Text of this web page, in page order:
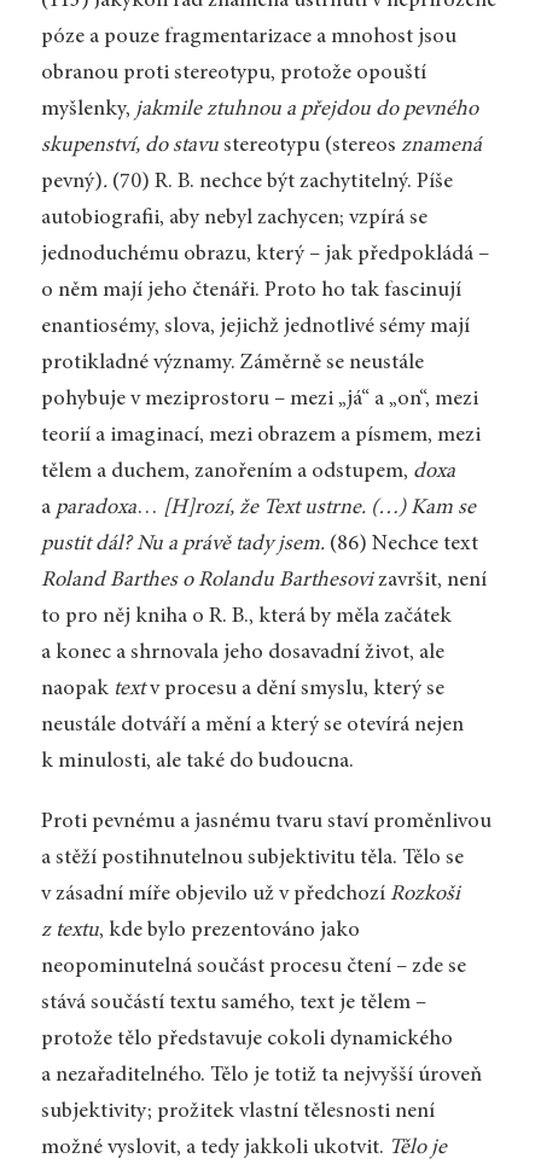
póze a pouze fragmentarizace a mnohost jsou
obranou proti stereotypu, protože opouští
myšlenky, jakmile ztuhnou a přejdou do pevného
skupenství, do stavu stereotypu (stereos znamená
pevný).(70) R. B. nechce být zachytitelný. Píše
autobiografii, aby nebyl zachycen; vzpírá se
jednoduchému obrazu, který – jak předpokládá –
o něm mají jeho čtenáři. Proto ho tak fascinují
enantiosémy, slova, jejichž jednotlivé sémy mají
protikladné významy. Záměrně se neustále
pohybuje v meziprostoru – mezi „já“ a „on“, mezi
teorií a imaginací, mezi obrazem a písmem, mezi
tělem a duchem, zanořením a odstupem, doxa
a paradoxa… [H]rozí, že Text ustrne. (…) Kam se
pustit dál? Nu a právě tady jsem.(86) Nechce text
Roland Barthes o Rolandu Barthesovizavršit, není
to pro něj kniha o R. B., která by měla začátek
a konec a shrnovala jeho dosavadní život, ale
naopak textv procesu a dění smyslu, který se
neustále dotváří a mění a který se otevírá nejen
k minulosti, ale také do budoucna.
Proti pevnému a jasnému tvaru staví proměnlivou
a stěží postihnutelnou subjektivitu těla. Tělo se
v zásadní míře objevilo už v předchozí Rozkoši
z textu, kde bylo prezentováno jako
neopominutelná součást procesu čtení – zde se
stává součástí textu samého, text je tělem –
protože tělo představuje cokoli dynamického
a nezařaditelného. Tělo je totiž ta nejvyšší úroveň
subjektivity; prožitek vlastní tělesnosti není
možné vyslovit, a tedy jakkoli ukotvit. Tělo je